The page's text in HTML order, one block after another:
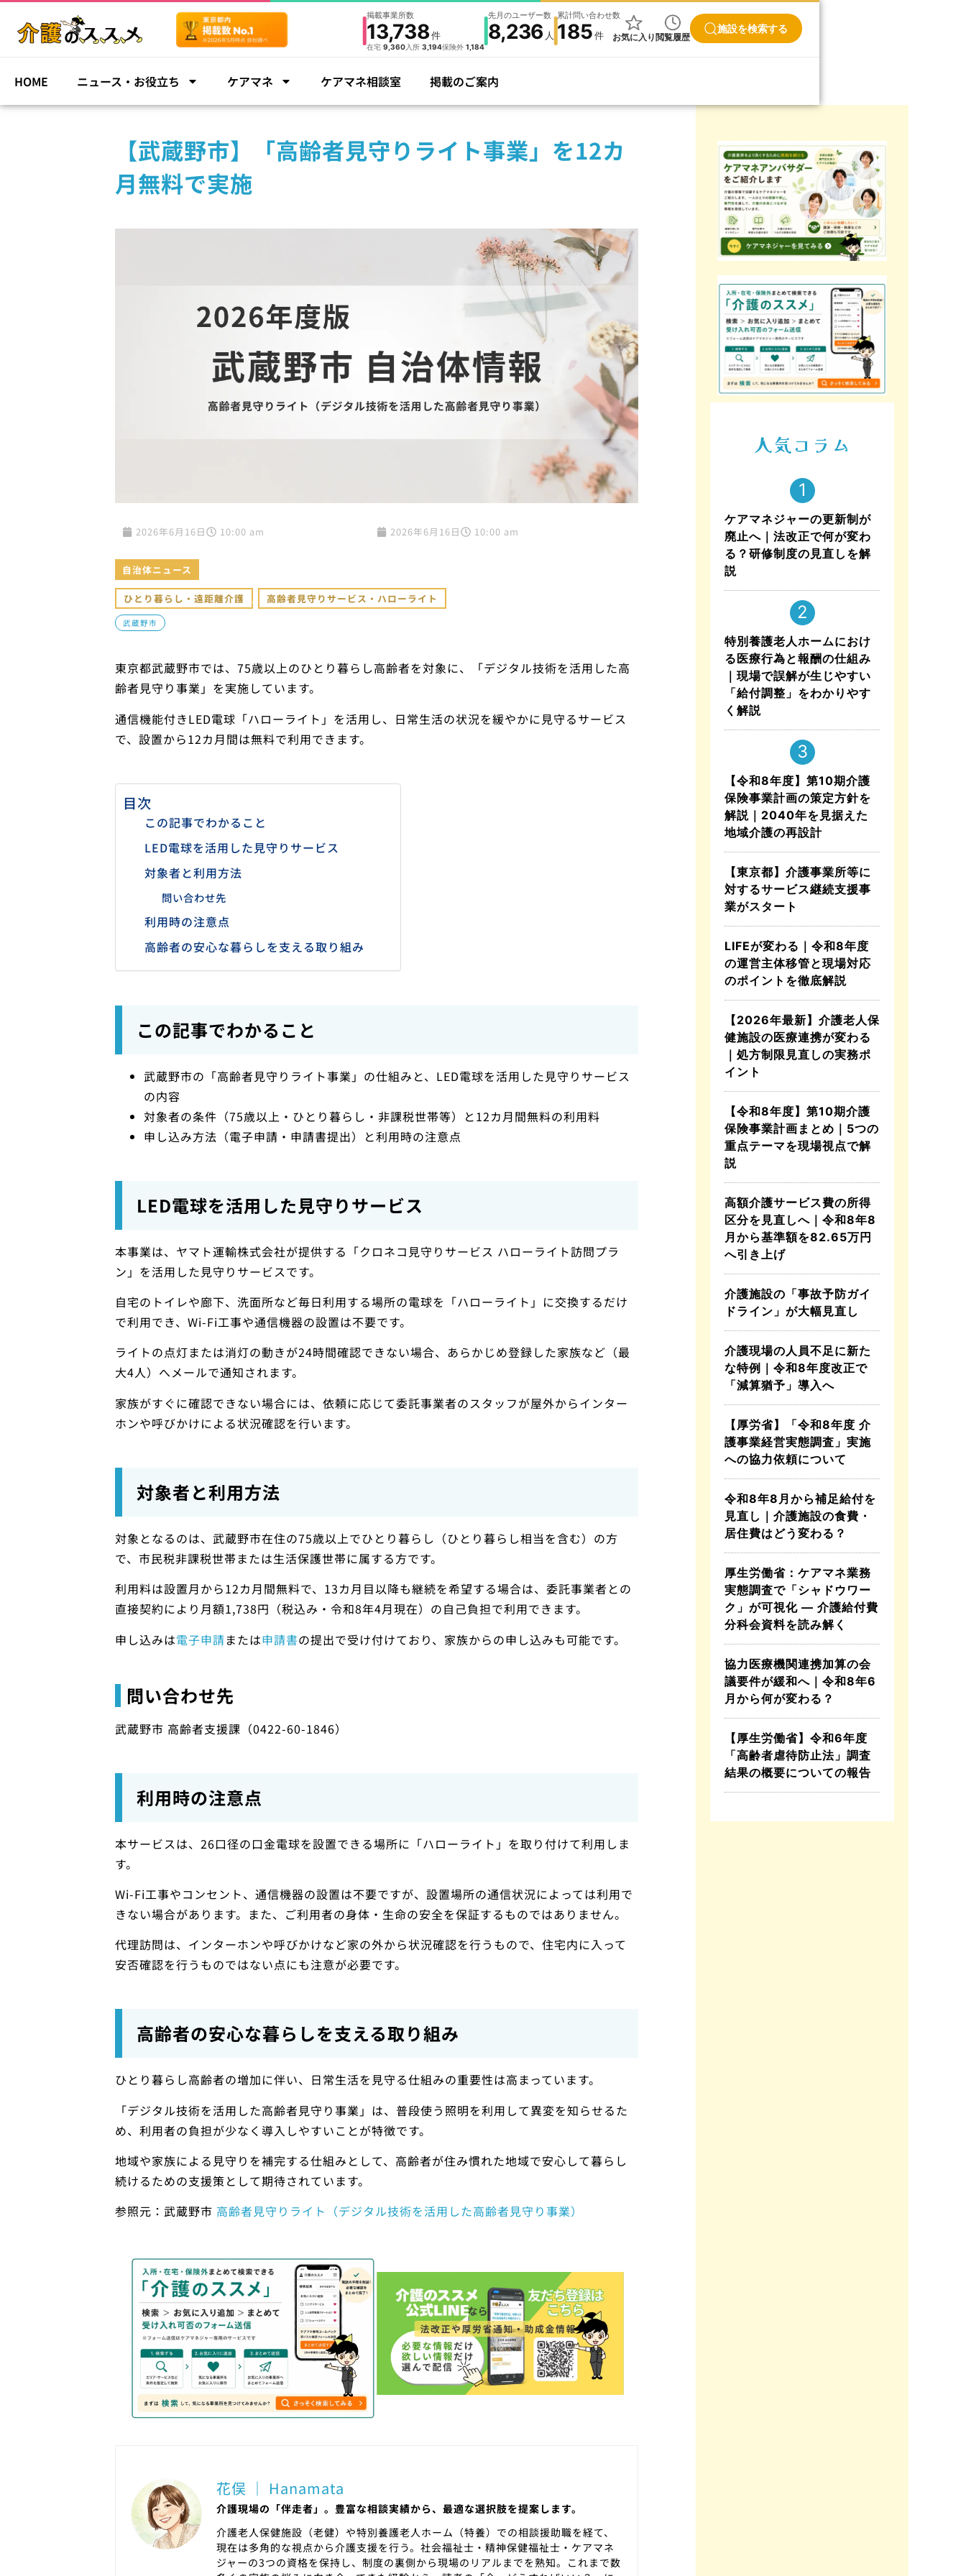
掲載事業所数
13,738件
在宅 9,360入所 3,194保険外 1,184
先月のユーザー数
8,236 人
累計問い合わせ数
185件 お気に入り閲覧履歴
施設を検索する
HOME ニュース・お役立ち ケアマネ ケアマネ相談室 掲載のご案内
【武蔵野市】「高齢者見守りライト事業」を12カ
月無料で実施
2026年6月16日 10:00 am 2026年6月16日 10:00 am
自治体ニュース
ひとり暮らし・遠距離介護 , 高齢者見守りサービス・ハローライト
武蔵野市
東京都武蔵野市では、75歳以上のひとり暮らし高齢者を対象に、「デジタル技術を活用した高
齢者見守り事業」を実施しています。
通信機能付きLED電球「ハローライト」を活用し、日常生活の状況を緩やかに見守るサービス
で、設置から12カ月間は無料で利用できます。
目次
この記事でわかること
LED電球を活用した見守りサービス
対象者と利用方法
問い合わせ先
利用時の注意点
高齢者の安心な暮らしを支える取り組み
この記事でわかること
武蔵野市の「高齢者見守りライト事業」の仕組みと、LED電球を活用した見守りサービス
の内容
対象者の条件（75歳以上・ひとり暮らし・非課税世帯等）と12カ月間無料の利用料
申し込み方法（電子申請・申請書提出）と利用時の注意点
LED電球を活用した見守りサービス
本事業は、ヤマト運輸株式会社が提供する「クロネコ見守りサービス ハローライト訪問プラ
ン」を活用した見守りサービスです。
自宅のトイレや廊下、洗面所など毎日利用する場所の電球を「ハローライト」に交換するだけ
で利用でき、Wi-Fi工事や通信機器の設置は不要です。
ライトの点灯または消灯の動きが24時間確認できない場合、あらかじめ登録した家族など（最
大4人）へメールで通知されます。
家族がすぐに確認できない場合には、依頼に応じて委託事業者のスタッフが屋外からインター
ホンや呼びかけによる状況確認を行います。
対象者と利用方法
対象となるのは、武蔵野市在住の75歳以上でひとり暮らし（ひとり暮らし相当を含む）の方
で、市民税非課税世帯または生活保護世帯に属する方です。
利用料は設置月から12カ月間無料で、13カ月目以降も継続を希望する場合は、委託事業者との
直接契約により月額1,738円（税込み・令和8年4月現在）の自己負担で利用できます。
申し込みは電子申請または申請書の提出で受け付けており、家族からの申し込みも可能です。
問い合わせ先
武蔵野市 高齢者支援課（0422-60-1846）
利用時の注意点
本サービスは、26口径の口金電球を設置できる場所に「ハローライト」を取り付けて利用しま
す。
Wi-Fi工事やコンセント、通信機器の設置は不要ですが、設置場所の通信状況によっては利用で
きない場合があります。また、ご利用者の身体・生命の安全を保証するものではありません。
代理訪問は、インターホンや呼びかけなど家の外から状況確認を行うもので、住宅内に入って
安否確認を行うものではない点にも注意が必要です。
高齢者の安心な暮らしを支える取り組み
ひとり暮らし高齢者の増加に伴い、日常生活を見守る仕組みの重要性は高まっています。
「デジタル技術を活用した高齢者見守り事業」は、普段使う照明を利用して異変を知らせるた
め、利用者の負担が少なく導入しやすいことが特徴です。
地域や家族による見守りを補完する仕組みとして、高齢者が住み慣れた地域で安心して暮らし
続けるための支援策として期待されています。
参照元：武蔵野市 高齢者見守りライト（デジタル技術を活用した高齢者見守り事業）
花俣 ｜ Hanamata
介護現場の「伴走者」。豊富な相談実績から、最適な選択肢を提案します。
介護老人保健施設（老健）や特別養護老人ホーム（特養）での相談援助職を経て、
現在は多角的な視点から介護支援を行う。社会福祉士・精神保健福祉士・ケアマネ
ジャーの3つの資格を保持し、制度の裏側から現場のリアルまでを熟知。これまで数
人気コラム
ケアマネジャーの更新制が
廃止へ｜法改正で何が変わ
る？研修制度の見直しを解
説
特別養護老人ホームにおけ
る医療行為と報酬の仕組み
｜現場で誤解が生じやすい
「給付調整」をわかりやす
く解説
【令和8年度】第10期介護
保険事業計画の策定方針を
解説｜2040年を見据えた
地域介護の再設計
【東京都】介護事業所等に
対するサービス継続支援事
業がスタート
LIFEが変わる｜令和8年度
の運営主体移管と現場対応
のポイントを徹底解説
【2026年最新】介護老人保
健施設の医療連携が変わる
｜処方制限見直しの実務ポ
イント
【令和8年度】第10期介護
保険事業計画まとめ｜5つの
重点テーマを現場視点で解
説
高額介護サービス費の所得
区分を見直しへ｜令和8年8
月から基準額を82.65万円
へ引き上げ
介護施設の「事故予防ガイ
ドライン」が大幅見直し
介護現場の人員不足に新た
な特例｜令和8年度改正で
「減算猶予」導入へ
【厚労省】「令和8年度 介
護事業経営実態調査」実施
への協力依頼について
令和8年8月から補足給付を
見直し｜介護施設の食費・
居住費はどう変わる？
厚生労働省：ケアマネ業務
実態調査で「シャドウワー
ク」が可視化 ― 介護給付費
分科会資料を読み解く
協力医療機関連携加算の会
議要件が緩和へ｜令和8年6
月から何が変わる？
【厚生労働省】令和6年度
「高齢者虐待防止法」調査
結果の概要についての報告